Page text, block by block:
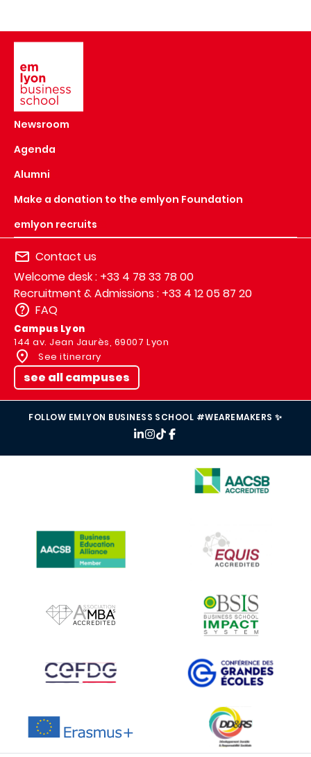
Newsroom
Agenda
Alumni
Make a donation to the emlyon Foundation
emlyon recruits
Contact us
Welcome desk : +33 4 78 33 78 00
Recruitment & Admissions : +33 4 12 05 87 20
FAQ
Campus Lyon
144 av. Jean Jaurès, 69007 Lyon
See itinerary
see all campuses
FOLLOW EMLYON BUSINESS SCHOOL #WEAREMAKERS ✨
IMAGE
IMAGE
IMAGE
IMAGE IMAGE